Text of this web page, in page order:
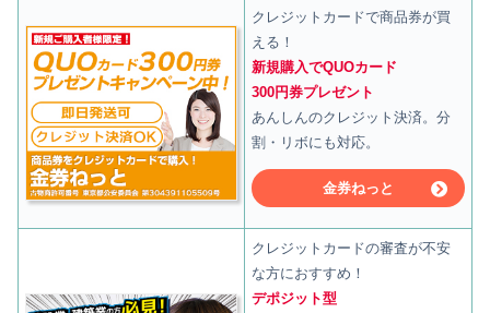
クレジットカードで商品券が買
える！
新規購入でQUOカード
300円券プレゼント
あんしんのクレジット決済。分
割・リボにも対応。
金券ねっと
クレジットカードの審査が不安
な方におすすめ！
デポジット型